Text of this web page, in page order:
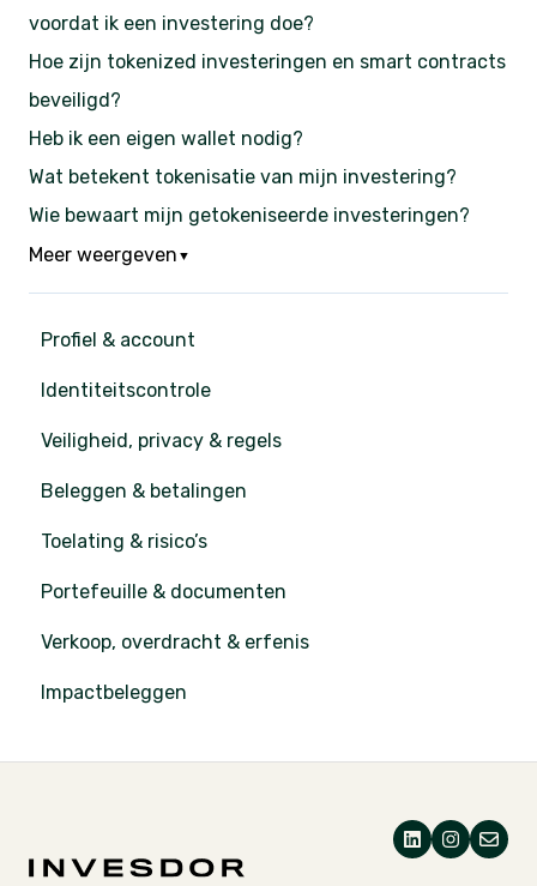
voordat ik een investering doe?
Hoe zijn tokenized investeringen en smart contracts
beveiligd?
Heb ik een eigen wallet nodig?
Wat betekent tokenisatie van mijn investering?
Wie bewaart mijn getokeniseerde investeringen?
Meer weergeven ▼
Profiel & account
Identiteitscontrole
Veiligheid, privacy & regels
Beleggen & betalingen
Toelating & risico’s
Portefeuille & documenten
Verkoop, overdracht & erfenis
Impactbeleggen